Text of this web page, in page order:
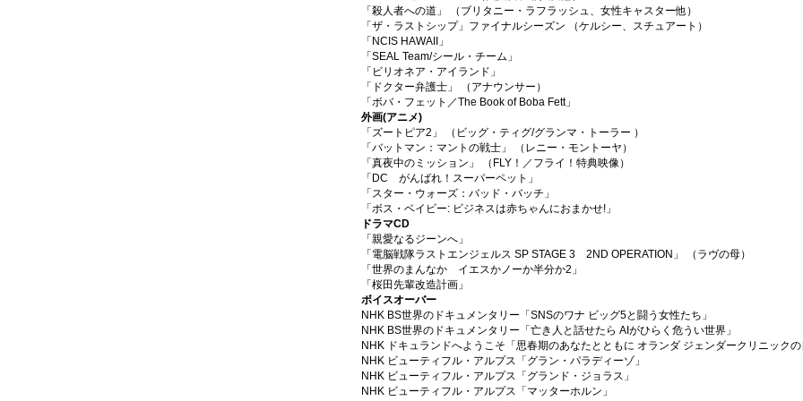
「殺人者への道」 （ブリタニー・ラフラッシュ、女性キャスター他）
「ザ・ラストシップ」ファイナルシーズン （ケルシー、スチュアート）
「NCIS HAWAII」
「SEAL Team/シール・チーム」
「ビリオネア・アイランド」
「ドクター弁護士」 （アナウンサー）
「ボバ・フェット／The Book of Boba Fett」
外画(アニメ)
「ズートピア2」 （ビッグ・ティグ/グランマ・トーラー ）
「バットマン：マントの戦士」 （レニー・モントーヤ）
「真夜中のミッション」 （FLY！／フライ！特典映像）
「DC がんばれ！スーパーペット」
「スター・ウォーズ：バッド・バッチ」
「ボス・ベイビー: ビジネスは赤ちゃんにおまかせ!」
ドラマCD
「親愛なるジーンへ」
「電脳戦隊ラストエンジェルス SP STAGE 3 2ND OPERATION」 （ラヴの母）
「世界のまんなか イエスかノーか半分か2」
「桜田先輩改造計画」
ボイスオーバー
NHK BS世界のドキュメンタリー「SNSのワナ ビッグ5と闘う女性たち」
NHK BS世界のドキュメンタリー「亡き人と話せたら AIがひらく危うい世界」
NHK ドキュランドへようこそ「思春期のあなたとともに オランダ ジェンダークリニック
NHK ビューティフル・アルプス「グラン・パラディーゾ」
NHK ビューティフル・アルプス「グランド・ジョラス」
NHK ビューティフル・アルプス「マッターホルン」